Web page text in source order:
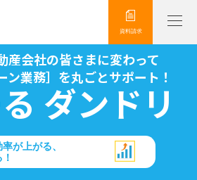
資料請求
産会社の皆さまに変わって
ン業務］を丸ごとサポート！
ダンドリ
が上がる、